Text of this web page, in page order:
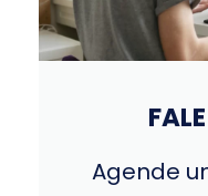
Agende